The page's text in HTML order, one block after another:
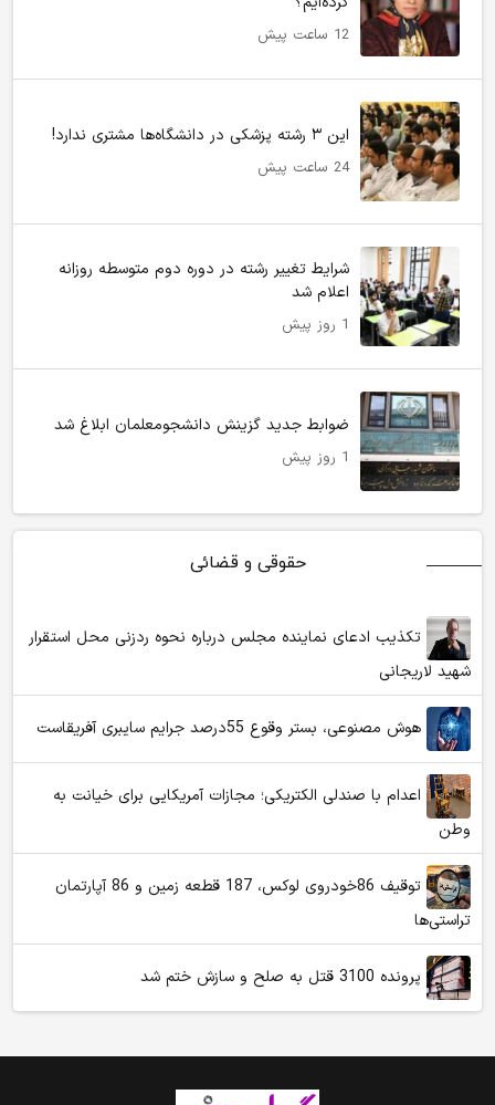
12 ساعت پیش
این ۳ رشته پزشکی در دانشگاه‌ها مشتری ندارد!
24 ساعت پیش
شرایط تغییر رشته در دوره دوم متوسطه روزانه
اعلام شد
1 روز پیش
ضوابط جدید گزینش دانشجومعلمان ابلاغ شد
1 روز پیش
حقوقی و قضائی
تکذیب ادعای نماینده مجلس درباره نحوه ردزنی محل استقرار
شهید لاریجانی
هوش مصنوعی، بستر وقوع 55درصد جرایم سایبری آفریقاست
اعدام با صندلی الکتریکی؛ مجازات آمریکایی برای خیانت به
وطن
توقیف 86خودروی لوکس، 187 قطعه زمین و 86 آپارتمان
تراستی‌ها
پرونده 3100 قتل به صلح و سازش ختم شد